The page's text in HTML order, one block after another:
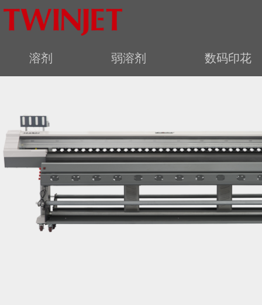
溶剂 弱溶剂 数码印花